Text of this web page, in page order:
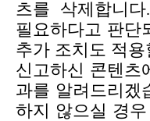
츠를 삭제합니
필요하다고 판단
추가 조치도 적
신고하신 콘텐츠
과를 알려드리겠
하지 않으실 경